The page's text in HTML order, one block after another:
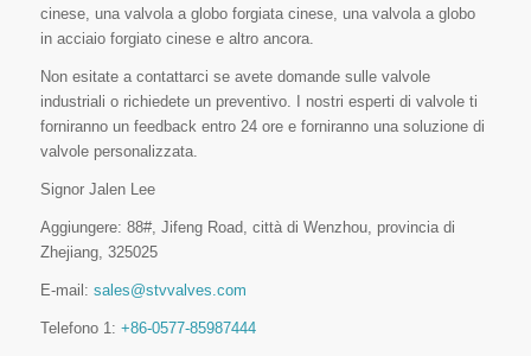
cinese, una valvola a globo forgiata cinese, una valvola a globo
in acciaio forgiato cinese e altro ancora.
Non esitate a contattarci se avete domande sulle valvole
industriali o richiedete un preventivo. I nostri esperti di valvole ti
forniranno un feedback entro 24 ore e forniranno una soluzione di
valvole personalizzata.
Signor Jalen Lee
Aggiungere: 88#, Jifeng Road, città di Wenzhou, provincia di
Zhejiang, 325025
E-mail: sales@stvvalves.com
Telefono 1: +86-0577-85987444